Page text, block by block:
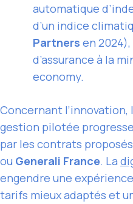
automatique
d’un indice
Partners en
d’assurance à la
economy.
Concernant l’innovation,
gestion pilotée
par les contrats
ou Generali France. La
engendre une
tarifs mieux adaptés et